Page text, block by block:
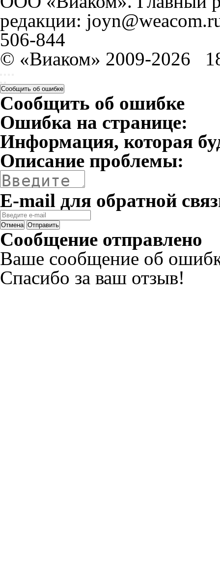
редакции:
506-844
© «Виаком» 2009-2026
Сообщить об ошибке
Сообщить об ошибке
Ошибка на странице:
Информация, которая
Описание проблемы:
E-mail для обратной
Отмена Отправить
Сообщение отправлено
Ваше сообщение об
Спасибо за ваш отзыв!